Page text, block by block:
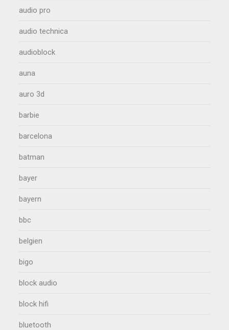
audio pro
audio technica
audioblock
auna
auro 3d
barbie
barcelona
batman
bayer
bayern
bbc
belgien
bigo
block audio
block hifi
bluetooth